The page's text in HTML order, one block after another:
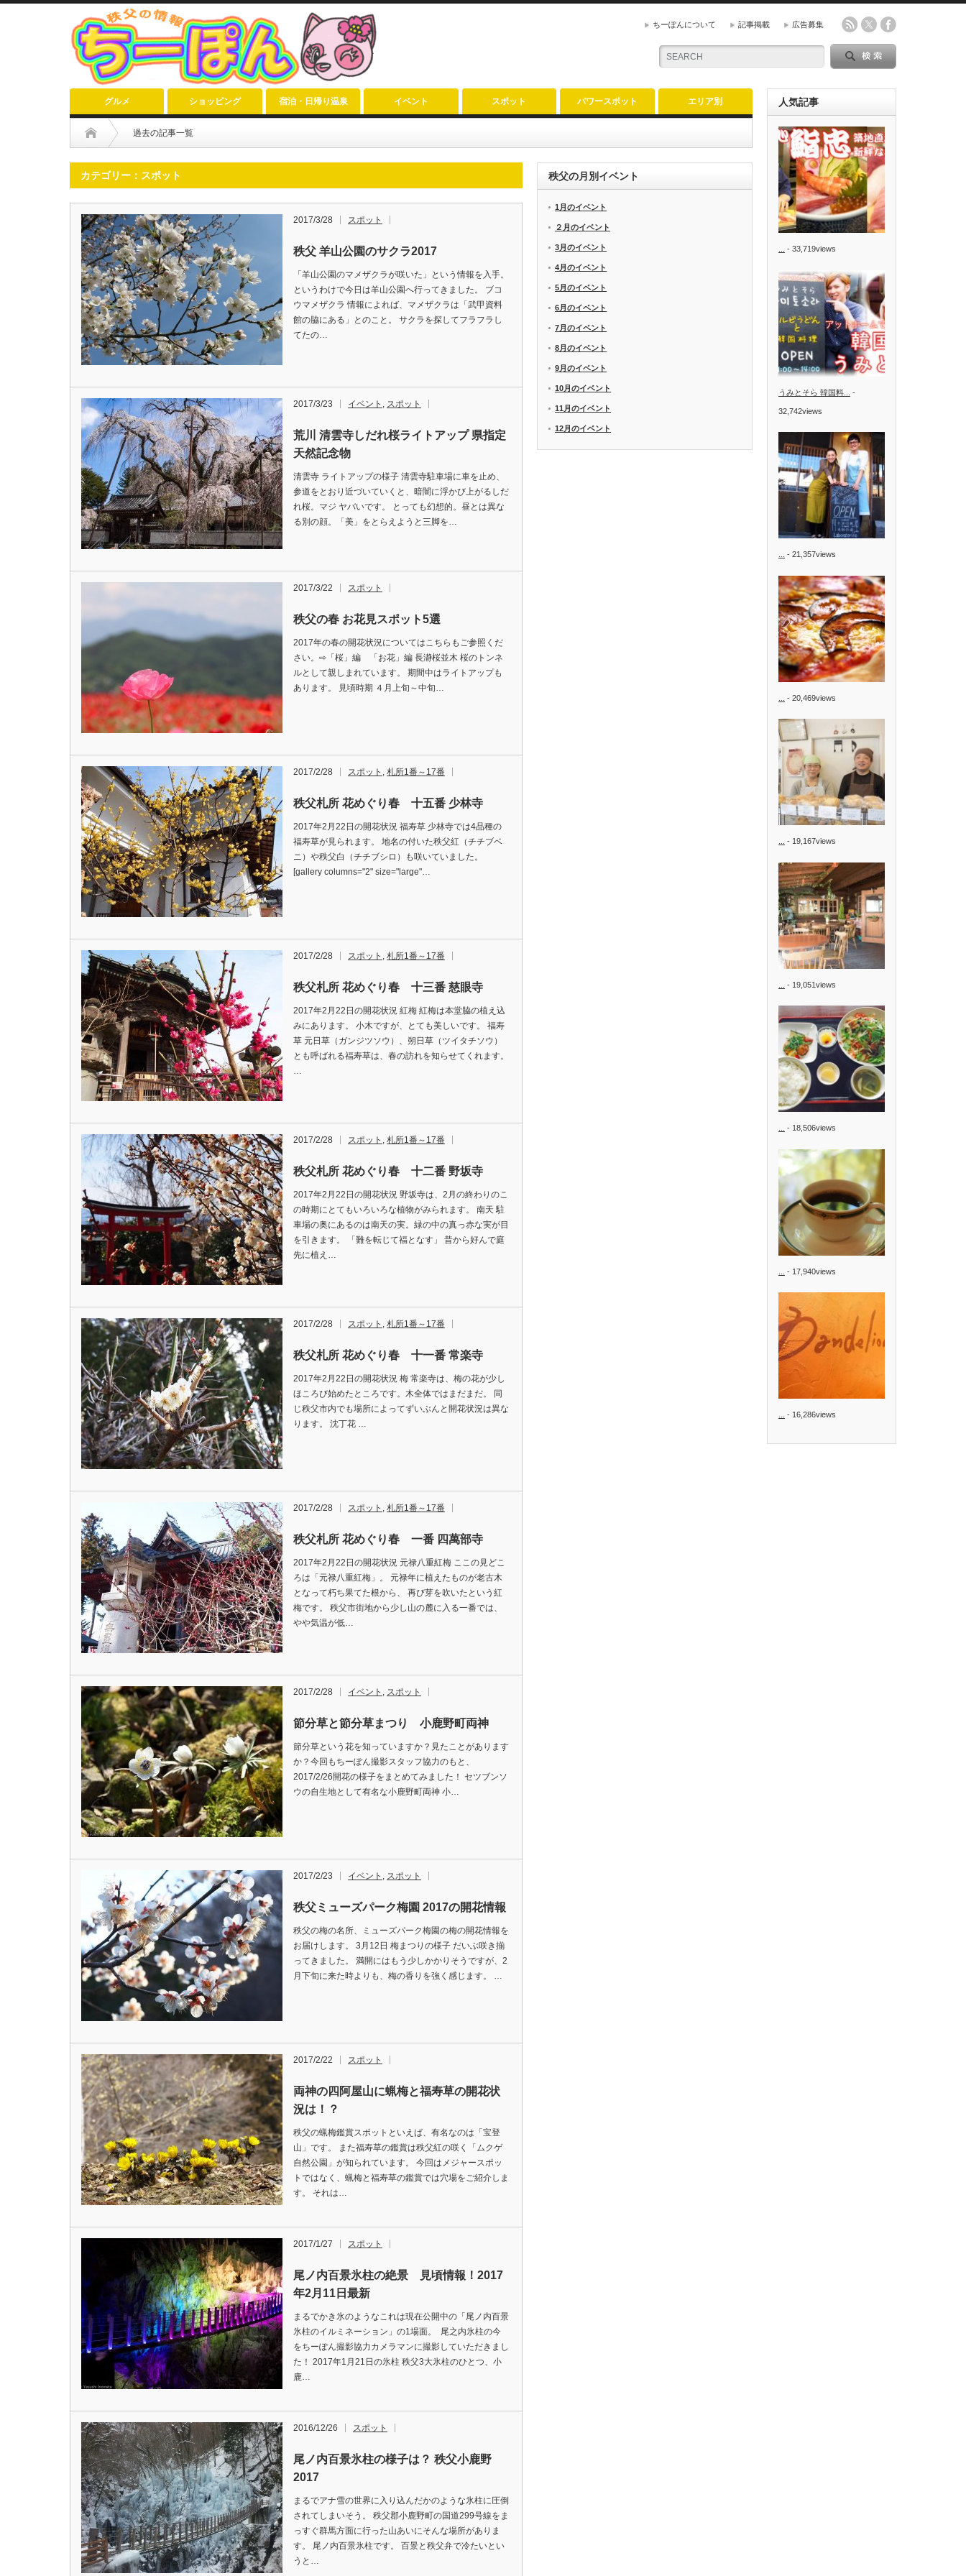
ちーぽんについて 記事掲載 広告募集
グルメ ショッピング 宿泊・日帰り温泉 イベント スポット パワースポット エリア別
過去の記事一覧
カテゴリー：スポット
2017/3/28 スポット
秩父 羊山公園のサクラ2017
「羊山公園のマメザクラが咲いた」という情報を入手。
というわけで今日は羊山公園へ行ってきました。 ブコ
ウマメザクラ 情報によれば、マメザクラは「武甲資料
館の脇にある」とのこと。 サクラを探してフラフラし
てたの…
2017/3/23 イベント , スポット
荒川 清雲寺しだれ桜ライトアップ 県指定
天然記念物
清雲寺 ライトアップの様子 清雲寺駐車場に車を止め、
参道をとおり近づいていくと、暗闇に浮かび上がるしだ
れ桜。マジ ヤバいです。 とっても幻想的。昼とは異な
る別の顔。「美」をとらえようと三脚を…
2017/3/22 スポット
秩父の春 お花見スポット5選
2017年の春の開花状況についてはこちらもご参照くだ
さい。⇨「桜」編 「お花」編 長瀞桜並木 桜のトンネ
ルとして親しまれています。 期間中はライトアップも
あります。 見頃時期 ４月上旬～中旬…
2017/2/28 スポット , 札所1番～17番
秩父札所 花めぐり春 十五番 少林寺
2017年2月22日の開花状況 福寿草 少林寺では4品種の
福寿草が見られます。 地名の付いた秩父紅（チチブベ
ニ）や秩父白（チチブシロ）も咲いていました。
[gallery columns="2" size="large"…
2017/2/28 スポット , 札所1番～17番
秩父札所 花めぐり春 十三番 慈眼寺
2017年2月22日の開花状況 紅梅 紅梅は本堂脇の植え込
みにあります。 小木ですが、とても美しいです。 福寿
草 元日草（ガンジツソウ）、朔日草（ツイタチソウ）
とも呼ばれる福寿草は、春の訪れを知らせてくれます。
…
2017/2/28 スポット , 札所1番～17番
秩父札所 花めぐり春 十二番 野坂寺
2017年2月22日の開花状況 野坂寺は、2月の終わりのこ
の時期にとてもいろいろな植物がみられます。 南天 駐
車場の奥にあるのは南天の実。緑の中の真っ赤な実が目
を引きます。 「難を転じて福となす」 昔から好んで庭
先に植え…
2017/2/28 スポット , 札所1番～17番
秩父札所 花めぐり春 十一番 常楽寺
2017年2月22日の開花状況 梅 常楽寺は、梅の花が少し
ほころび始めたところです。木全体ではまだまだ。 同
じ秩父市内でも場所によってずいぶんと開花状況は異な
ります。 沈丁花 …
2017/2/28 スポット , 札所1番～17番
秩父札所 花めぐり春 一番 四萬部寺
2017年2月22日の開花状況 元禄八重紅梅 ここの見どこ
ろは「元禄八重紅梅」。 元禄年に植えたものが老古木
となって朽ち果てた根から、 再び芽を吹いたという紅
梅です。 秩父市街地から少し山の麓に入る一番では、
やや気温が低…
2017/2/28 イベント , スポット
節分草と節分草まつり 小鹿野町両神
節分草という花を知っていますか？見たことがあります
か？今回もちーぽん撮影スタッフ協力のもと、
2017/2/26開花の様子をまとめてみました！ セツブンソ
ウの自生地として有名な小鹿野町両神 小…
2017/2/23 イベント , スポット
秩父ミューズパーク梅園 2017の開花情報
秩父の梅の名所、ミューズパーク梅園の梅の開花情報を
お届けします。 3月12日 梅まつりの様子 だいぶ咲き揃
ってきました。 満開にはもう少しかかりそうですが、2
月下旬に来た時よりも、梅の香りを強く感じます。 …
2017/2/22 スポット
両神の四阿屋山に蝋梅と福寿草の開花状
況は！？
秩父の蝋梅鑑賞スポットといえば、有名なのは「宝登
山」です。 また福寿草の鑑賞は秩父紅の咲く「ムクゲ
自然公園」が知られています。 今回はメジャースポッ
トではなく、蝋梅と福寿草の鑑賞では穴場をご紹介しま
す。 それは…
2017/1/27 スポット
尾ノ内百景氷柱の絶景 見頃情報！2017
年2月11日最新
まるでかき氷のようなこれは現在公開中の「尾ノ内百景
氷柱のイルミネーション」の1場面。 尾之内氷柱の今
をちーぽん撮影協力カメラマンに撮影していただきまし
た！ 2017年1月21日の氷柱 秩父3大氷柱のひとつ、小
鹿…
2016/12/26 スポット
尾ノ内百景氷柱の様子は？ 秩父小鹿野
2017
まるでアナ雪の世界に入り込んだかのような氷柱に圧倒
されてしまいそう。 秩父郡小鹿野町の国道299号線をま
っすぐ群馬方面に行った山あいにそんな場所がありま
す。 尾ノ内百景氷柱です。 百景と秩父弁で冷たいとい
うと…
秩父の月別イベント
1月のイベント
２月のイベント
3月のイベント
4月のイベント
5月のイベント
6月のイベント
7月のイベント
8月のイベント
9月のイベント
10月のイベント
11月のイベント
12月のイベント
人気記事
- 33,719views
うみとそら 韓国料... -
32,742views
- 21,357views
- 20,469views
- 19,167views
- 19,051views
- 18,506views
- 17,940views
- 16,286views